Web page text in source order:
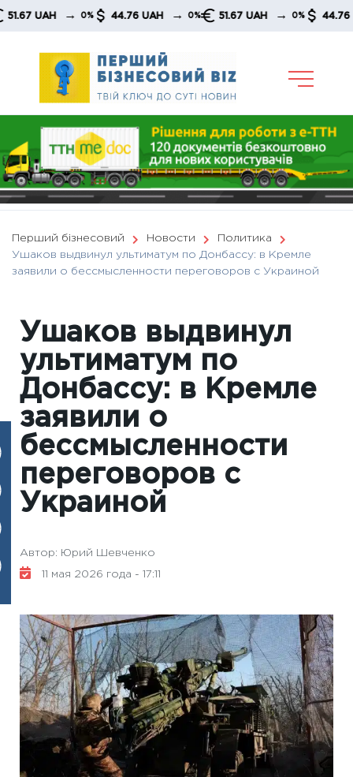
Skip
UAH → 0% 44.76 UAH → 0% 51.67 UAH → 0% 44.76 UAH
Перший бізнесовий Новости
Политика
Ушаков выдвинул ультиматум по Донбассу: в Кремле
заявили о бессмысленности переговоров с Украиной
Ушаков выдвинул
ультиматум по
Донбассу: в Кремле
заявили о
бессмысленности
переговоров с
Украиной
Автор: Юрий Шевченко
11 мая 2026 года - 17:11